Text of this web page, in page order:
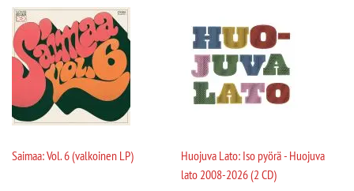
Saimaa: Vol. 6 (valkoinen LP)
Huojuva Lato: Iso pyörä - Huojuva
lato 2008-2026 (2 CD)